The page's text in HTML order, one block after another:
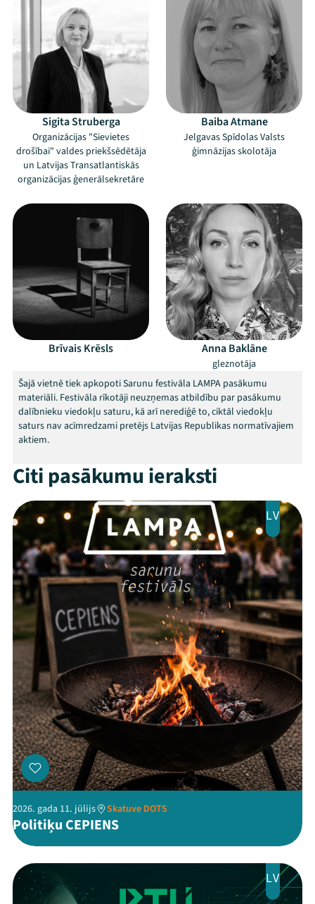
Mana programma
Programma
Viņi bija LAMPĀ 2026
Jaunumi
Ziedo
Veikals
ThreadsFacebookYoutube
X Instagram
Flick TikTok
Sigita Struberga
Organizācijas "Sievietes
drošībai" valdes priekšsēdētāja
un Latvijas Transatlantiskās
organizācijas ģenerālsekretāre
Baiba Atmane
Jelgavas Spīdolas Valsts
ģimnāzijas skolotāja
Brīvais Krēsls Anna Baklāne
gleznotāja
Šajā vietnē tiek apkopoti Sarunu festivāla LAMPA pasākumu
materiāli. Festivāla rīkotāji neuzņemas atbildību par pasākumu
dalībnieku viedokļu saturu, kā arī nerediģē to, ciktāl viedokļu
saturs nav acīmredzami pretējs Latvijas Republikas normatīvajiem
aktiem.
Citi pasākumu ieraksti
LV
2026. gada 11. jūlijs Skatuve DOTS
Politiķu CEPIENS
LV